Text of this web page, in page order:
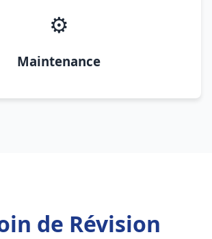
⚙️
Maintenance
de Révision